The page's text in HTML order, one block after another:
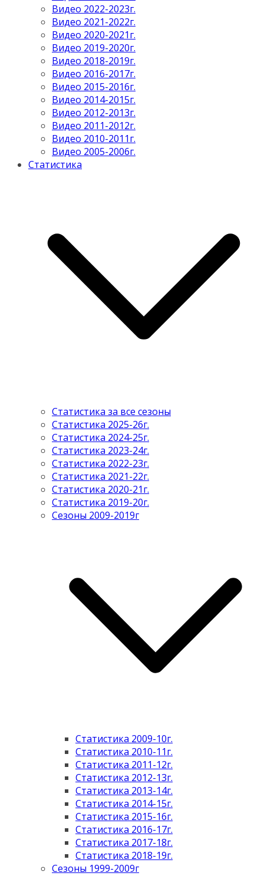
Видео 2022-2023г.
Видео 2021-2022г.
Видео 2020-2021г.
Видео 2019-2020г.
Видео 2018-2019г.
Видео 2016-2017г.
Видео 2015-2016г.
Видео 2014-2015г.
Видео 2012-2013г.
Видео 2011-2012г.
Видео 2010-2011г.
Видео 2005-2006г.
Статистика
Статистика за все сезоны
Статистика 2025-26г.
Статистика 2024-25г.
Статистика 2023-24г.
Статистика 2022-23г.
Статистика 2021-22г.
Статистика 2020-21г.
Статистика 2019-20г.
Сезоны 2009-2019г
Статистика 2009-10г.
Статистика 2010-11г.
Статистика 2011-12г.
Статистика 2012-13г.
Статистика 2013-14г.
Статистика 2014-15г.
Статистика 2015-16г.
Статистика 2016-17г.
Статистика 2017-18г.
Статистика 2018-19г.
Сезоны 1999-2009г